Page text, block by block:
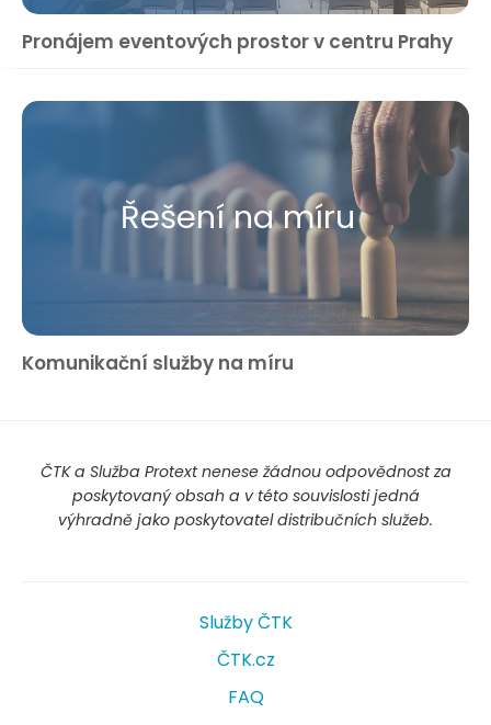
Pronájem eventových prostor v centru Prahy
Řešení na míru
Komunikační služby na míru
ČTK a Služba Protext nenese žádnou odpovědnost za
poskytovaný obsah a v této souvislosti jedná
výhradně jako poskytovatel distribučních služeb.
Služby ČTK
ČTK.cz
FAQ